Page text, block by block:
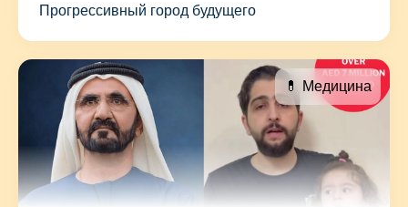
Прогрессивный город будущего
💊 Медицина